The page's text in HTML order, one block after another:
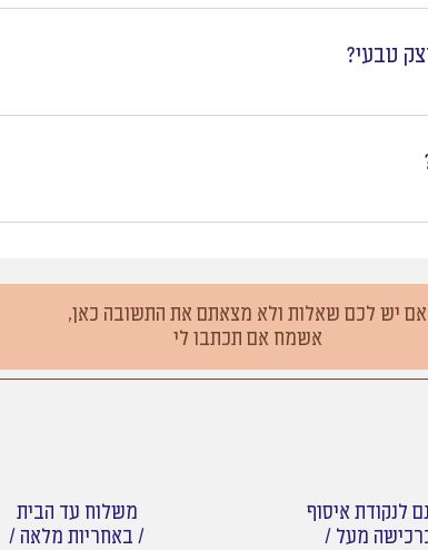
טבעי?
הסתגלות קצרה. בשונה מסבונים מסחריים
הטבעי.מעבר מסבונים ומוצרים תעשייתיים לסבון
בלי אותה שכבה, ולכן בתחילת הדרך ייתכן שהעור
טוב. תנו לו להתייבש בין שימושים ואל תשאירו
אם יש לכם שאלות ולא מצאתם את התשובה כאן,
אשמח אם תכתבו לי
משלוח עד הבית
/ באחריות מלאה /
לנקודת איסוף